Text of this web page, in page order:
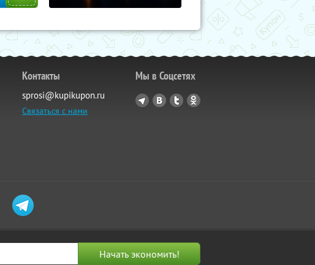
Контакты
sprosi@kupikupon.ru
Связаться с нами
Мы в Соцсетях